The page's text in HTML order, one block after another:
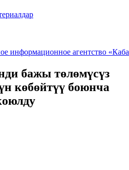
бажы төлөмүсүз
көбөйтүү боюнча